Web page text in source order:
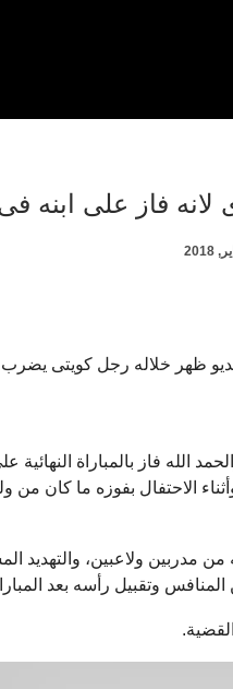
فاز على ابنه فى
ظهر خلاله رجل كويتى
الله فاز بالمباراة
الاحتفال بفوزه ما كان من
ولاعبين، والتهديد
وتقبيل رأسه بعد